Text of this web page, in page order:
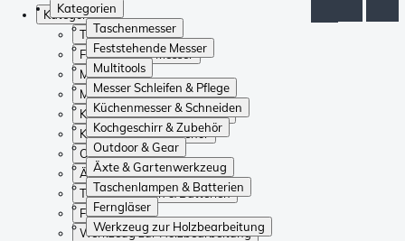
Kategorien
Taschenmesser
Feststehende Messer
Multitools
Messer Schleifen & Pflege
Küchenmesser & Schneiden
Kochgeschirr & Zubehör
Outdoor & Gear
Äxte & Gartenwerkzeug
Taschenlampen & Batterien
Ferngläser
Werkzeug zur Holzbearbeitung
Kategorien
Taschenmesser
Feststehende Messer
Multitools
Messer Schleifen & Pflege
Küchenmesser & Schneiden
Kochgeschirr & Zubehör
Outdoor & Gear
Äxte & Gartenwerkzeug
Taschenlampen & Batterien
Ferngläser
Werkzeug zur Holzbearbeitung